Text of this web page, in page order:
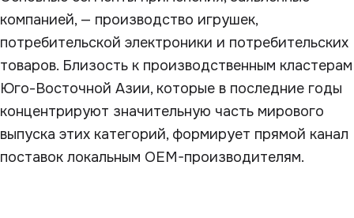
компанией, — производство игрушек,
потребительской электроники и потребительских
товаров. Близость к производственным кластерам
Юго-Восточной Азии, которые в последние годы
концентрируют значительную часть мирового
выпуска этих категорий, формирует прямой канал
поставок локальным OEM-производителям.